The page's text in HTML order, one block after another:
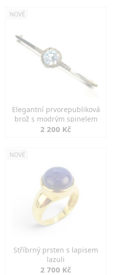
NOVÉ
Elegantní prvorepubliková
brož s modrým spinelem
2 200 Kč
NOVÉ
Stříbrný prsten s lapisem
lazuli
2 700 Kč